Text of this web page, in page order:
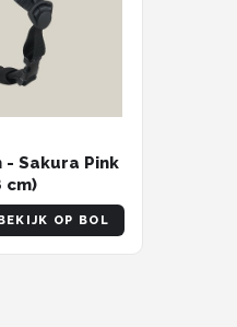
- Sakura Pink
cm)
BEKIJK OP BOL